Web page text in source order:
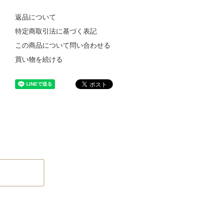
返品について
特定商取引法に基づく表記
この商品について問い合わせる
買い物を続ける